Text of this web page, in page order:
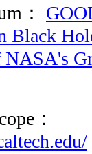
：
Black
：